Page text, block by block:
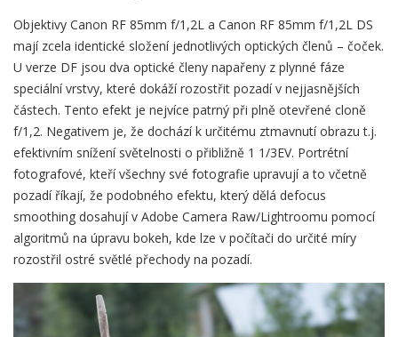
Objektivy Canon RF 85mm f/1,2L a Canon RF 85mm f/1,2L DS
mají zcela identické složení jednotlivých optických členů – čoček.
U verze DF jsou dva optické členy napařeny z plynné fáze
speciální vrstvy, které dokáží rozostřit pozadí v nejjasnějších
částech. Tento efekt je nejvíce patrný při plně otevřené cloně
f/1,2. Negativem je, že dochází k určitému ztmavnutí obrazu t.j.
efektivním snížení světelnosti o přibližně 1 1/3EV. Portrétní
fotografové, kteří všechny své fotografie upravují a to včetně
pozadí říkají, že podobného efektu, který dělá defocus
smoothing dosahují v Adobe Camera Raw/Lightroomu pomocí
algoritmů na úpravu bokeh, kde lze v počítači do určité míry
rozostřil ostré světlé přechody na pozadí.